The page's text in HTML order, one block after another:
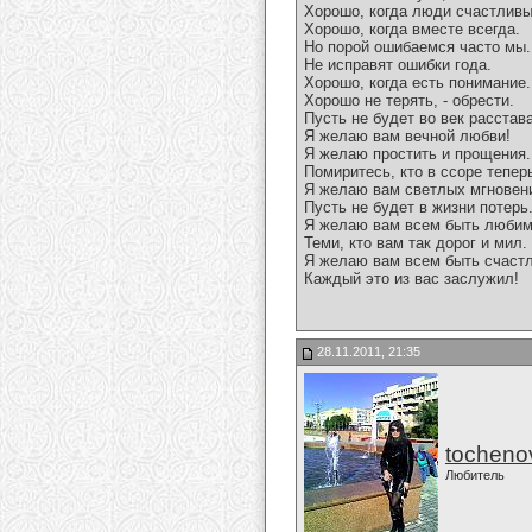
Хорошо, когда люди
Хорошо, когда вместе всегда.
Но порой ошибаемся часто мы.
Не исправят ошибки года.
Хорошо, когда есть понимание.
Хорошо не терять, - обрести.
Пусть не будет во век
Я желаю вам вечной любви!
Я желаю простить и прощения.
Помиритесь, кто в ссоре
Я желаю вам светлых
Пусть не будет в жизни потерь.
Я желаю вам всем быть
Теми, кто вам так дорог и мил.
Я желаю вам всем быть
Каждый это из вас заслужил!
28.11.2011, 21:35
Любитель